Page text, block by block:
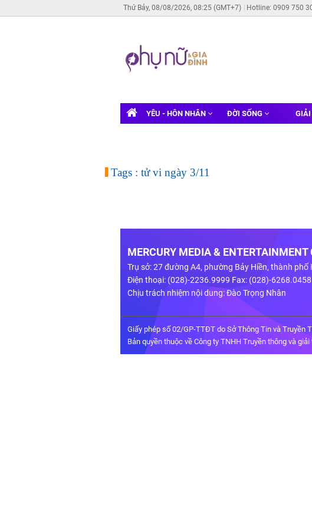
Thứ Bảy, 08/08/2026, 08:25 (GMT+7) Hotline: 0909 750
YÊU - HÔN NHÂN ĐỜI SỐNG GIẢI
Tags : tử vi ngày 3/11
MERCURY MEDIA & ENTERTAINMENT
Trụ sở: 27 đường A4, phường Bảy Hiền, thành phố
Điện thoại: (028)-2236.9999 Fax: (028)-6268.0458
Chịu trách nhiệm nội dung: Đào Trọng Nhân
Giấy phép số 02/GP-TTĐT do Sở Thông Tin và Truyền
Bản quyền thuộc về Công ty TNHH Truyền thông và